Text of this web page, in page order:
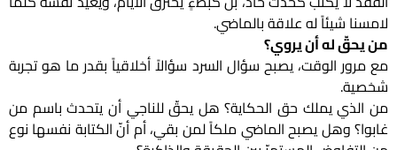
لامسنا شيئاً له علاقة بالماضي.
من يحقّ له أن يروي؟
مع مرور الوقت، يصبح سؤال السرد سؤالاً أخلاقياً بقدر ما هو تجربة
شخصية.
من الذي يملك حق الحكاية؟ هل يحقّ للناجي أن يتحدث باسم من
غابوا؟ وهل يصبح الماضي ملكاً لمن بقي، أم أنّ الكتابة نفسها نوع